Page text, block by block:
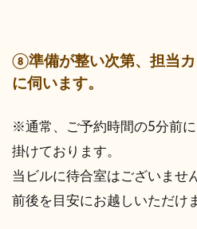
⑧準備が整い次第、担当カ
に伺います。
※通常、ご予約時間の5分前
掛けております。
当ビルに待合室はございませ
前後を目安にお越しいただけ